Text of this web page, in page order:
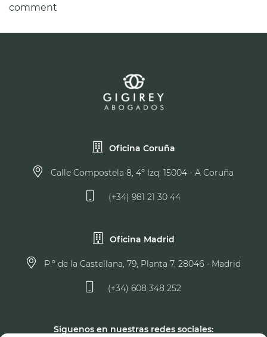
comment
Oficina Coruña
Calle Compostela 8, 4º Izq. 15004 - A Coruña
(+34) 981 21 30 44
Oficina Madrid
P.º de la Castellana, 79, Planta 7, 28046 - Madrid
(+34) 608 348 252
Síguenos en nuestras redes sociales: